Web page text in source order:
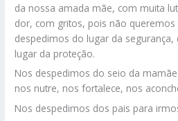
da nossa amada mãe, com muita
dor, com gritos, pois não
despedimos do lugar da
lugar da proteção.
Nos despedimos do seio da
nos nutre, nos fortalece, nos
Nos despedimos dos pais para